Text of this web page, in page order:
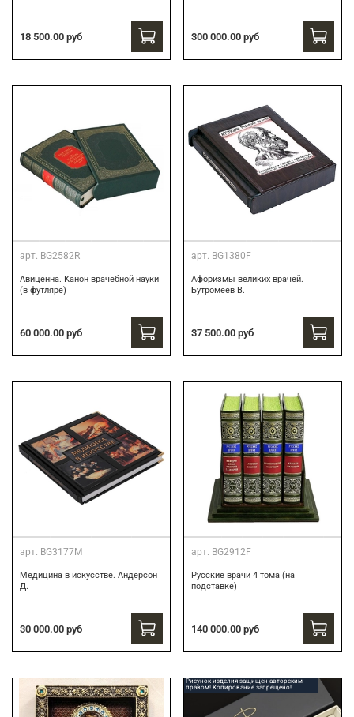
18 500.00 руб 300 000.00 руб
арт. BG2582R
Авиценна. Канон врачебной науки
(в футляре)
60 000.00 руб
арт. BG1380F
Афоризмы великих врачей.
Бутромеев В.
37 500.00 руб
арт. BG3177M
Медицина в искусстве. Андерсон
Д.
30 000.00 руб
арт. BG2912F
Русские врачи 4 тома (на
подставке)
140 000.00 руб
Рисунок изделия защищен авторским
правом! Копирование запрещено!